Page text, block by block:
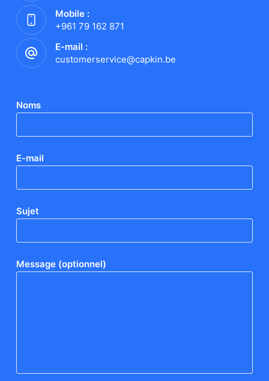
Mobile :
+961 79 162 871
E-mail :
customerservice@capkin.be
Noms
E-mail
Sujet
Message (optionnel)